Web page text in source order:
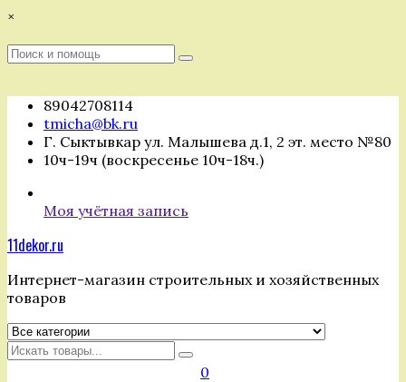
Перейти
содержимому
×
Поиск
Поиск
89042708114
tmicha@bk.ru
Г. Сыктывкар ул. Малышева д.1, 2 эт. место №80
10ч-19ч (воскресенье 10ч-18ч.)
Моя учётная запись
11dekor.ru
Интернет-магазин строительных и хозяйственных
товаров
Искать
0